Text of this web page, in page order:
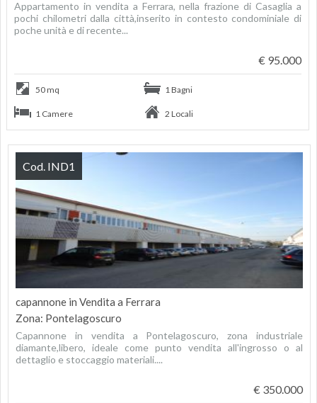
Appartamento in vendita a Ferrara, nella frazione di Casaglia a
pochi chilometri dalla città,inserito in contesto condominiale di
poche unità e di recente...
€ 95.000
50 mq 1 Bagni
1 Camere 2 Locali
capannone in Vendita a Ferrara
Zona: Pontelagoscuro
Capannone in vendita a Pontelagoscuro, zona industriale
diamante,libero, ideale come punto vendita all'ingrosso o al
dettaglio e stoccaggio materiali....
€ 350.000
Cod. IND1